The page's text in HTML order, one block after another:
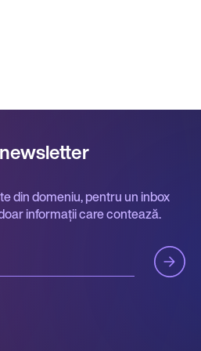
din domeniu, pentru un inbox
informații care contează.